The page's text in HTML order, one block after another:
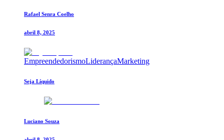
Rafael Senra Coelho
abril 8, 2025
EmpreendedorismoLiderançaMarketing
Seja Líquido
Luciano Souza